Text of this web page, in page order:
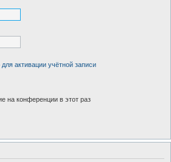
активации учётной записи
на конференции в этот раз